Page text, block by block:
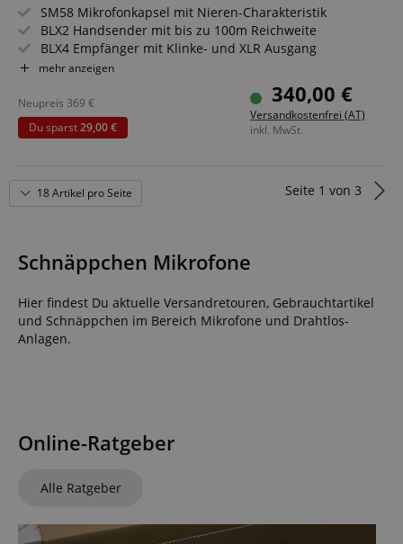
SM58 Mikrofonkapsel mit Nieren-Charakteristik
BLX2 Handsender mit bis zu 100m Reichweite
BLX4 Empfänger mit Klinke- und XLR Ausgang
Bis zu 12 kompatible Systeme pro Frequenzband
Frequenzbereich S8: 823-832 MHz
mehr anzeigen
340,00 €
Versandkostenfrei (AT)
inkl. MwSt.
Neupreis 369 €
Du sparst29,00 €
18 Artikel pro Seite Seite 1 von 3
Schnäppchen Mikrofone
Hier findest Du aktuelle Versandretouren, Gebrauchtartikel
und Schnäppchen im Bereich Mikrofone und Drahtlos-
Anlagen.
Online-Ratgeber
Alle Ratgeber